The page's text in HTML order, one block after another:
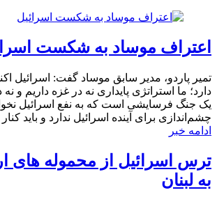
اعتراف موساد به شکست
تمیر پاردو، مدیر سابق موساد گفت: اسرائیل
دارد؛ ما استراتژی پایداری نه در غزه داریم و
یک جنگ فرسایشی است که به نفع اسرائیل
چشم‌اندازی برای آینده اسرائیل ندارد و باید
ادامه خبر
ترس اسرائیل از محموله های
به لبنان